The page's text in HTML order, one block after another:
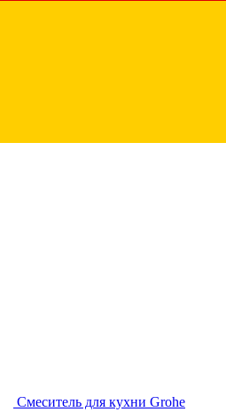
Смеситель для кухни Grohe